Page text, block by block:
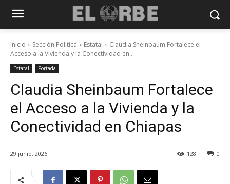
Inicio Sección Politica Estatal
Claudia Sheinbaum Fortalece el
Acceso a la Vivienda y la Conectividad en...
Estatal Portada
Claudia Sheinbaum Fortalece
el Acceso a la Vivienda y la
Conectividad en Chiapas
29 junio, 2026 0
128